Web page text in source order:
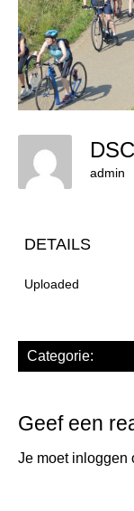
admin
DETAILS
Uploaded
Categorie:
Geef een
Je moet inloggen